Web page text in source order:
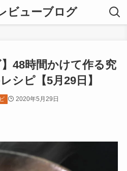
ビューブログ
48時間かけて作る究
シピ【5月29日】
2020年5月29日